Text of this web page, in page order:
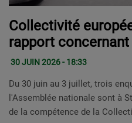
Collectivité
rapport concernant
faire sortir la CEA
30 JUIN 2026 - 18:33
Du 30 juin au 3 juillet, trois
l'Assemblée nationale sont à
de la compétence de la